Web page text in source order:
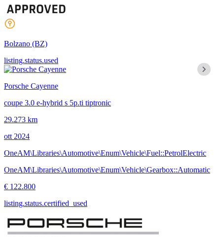
Bolzano (BZ)
listing.status.used
Porsche Cayenne
coupe 3.0 e-hybrid s 5p.ti tiptronic
29.273 km
ott 2024
OneAM\Libraries\Automotive\Enum\Vehicle\Fuel::PetrolElectric
OneAM\Libraries\Automotive\Enum\Vehicle\Gearbox::Automatic
€ 122.800
listing.status.certified_used